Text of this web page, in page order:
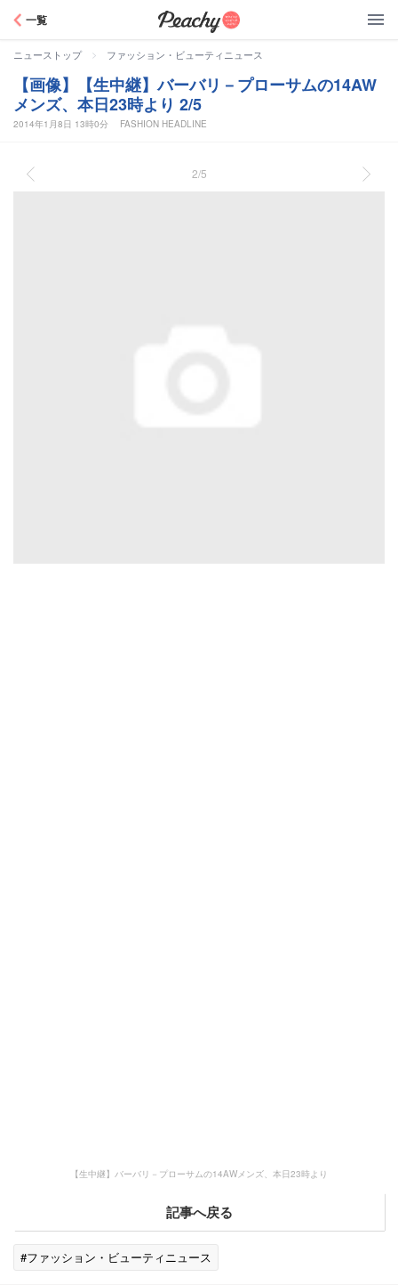
一覧
ニューストップ > ファッション・ビューティニュース
【画像】【生中継】バーバリ－プローサムの14AW
メンズ、本日23時より 2/5
2014年1月8日 13時0分 FASHION HEADLINE
2/5
【生中継】バーバリ－プローサムの14AWメンズ、本日23時より
記事へ戻る
#ファッション・ビューティニュース